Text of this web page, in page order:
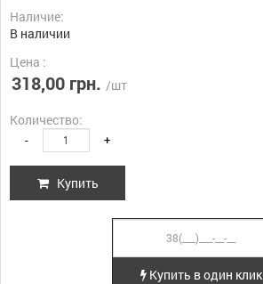
Наличие:
В наличии
Цена :
318,00 грн. /шт
Количество:
- +
Купить
Купить в один клик